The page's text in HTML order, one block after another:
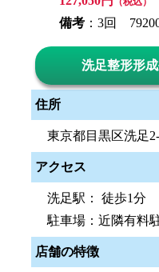
備考 ：3回
洗足整形形
住所
東京都目黒区洗足
アクセス
洗足駅： 徒歩1分
駐車場：近隣有料
店舗の特徴